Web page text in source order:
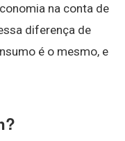
na conta de
diferença de
é o mesmo, e